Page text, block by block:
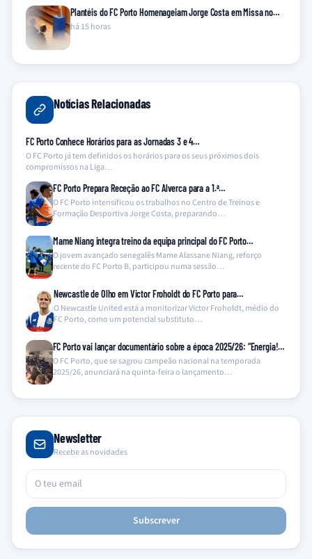
Plantéis do FC Porto Homenageiam Jorge Costa em Missa no…
há 15 horas
Notícias Relacionadas
FC Porto Conhece Horários para as Jornadas 3 e 4…
O FC Porto já tem definidos os horários para os seus próximos dois
compromissos na Liga…
FC Porto Prepara Receção ao FC Alverca para a 1.ª…
O FC Porto intensificou os trabalhos no Centro de Treinos e
Formação Desportiva Jorge Costa, preparando…
Mame Niang integra treino da equipa principal do FC Porto…
O jovem avançado senegalês Mame Alassane Niang, reforço
recente do FC Porto B, participou numa sessão…
Newcastle de Olho em Victor Froholdt do FC Porto para…
O Newcastle United está a monitorizar Victor Froholdt, médio do
FC Porto, como um potencial substituto…
FC Porto vai lançar documentário sobre a época 2025/26: “Energia!…
O FC Porto, que se sagrou campeão nacional na temporada
2025/26, anunciará na quinta-feira o lançamento…
Newsletter
Recebe as novidades
Subscrever